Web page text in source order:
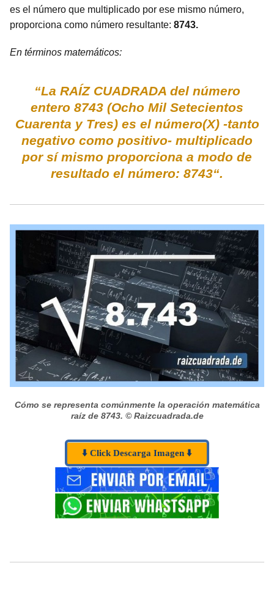
es el número que multiplicado por ese mismo número,
proporciona como número resultante: 8743.
En términos matemáticos:
“La RAÍZ CUADRADA del número
entero 8743 (Ocho Mil Setecientos
Cuarenta y Tres) es el número(X) -tanto
negativo como positivo- multiplicado
por sí mismo proporciona a modo de
resultado el número: 8743“.
Cómo se representa comúnmente la operación matemática
raíz de 8743. © Raizcuadrada.de
⬇️ Click Descarga Imagen ⬇️